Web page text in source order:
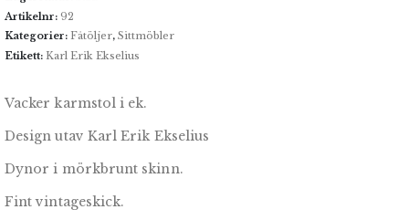
Artikelnr: 92
Kategorier: Fåtöljer, Sittmöbler
Etikett: Karl Erik Ekselius
Vacker karmstol i ek.
Design utav Karl Erik Ekselius
Dynor i mörkbrunt skinn.
Fint vintageskick.